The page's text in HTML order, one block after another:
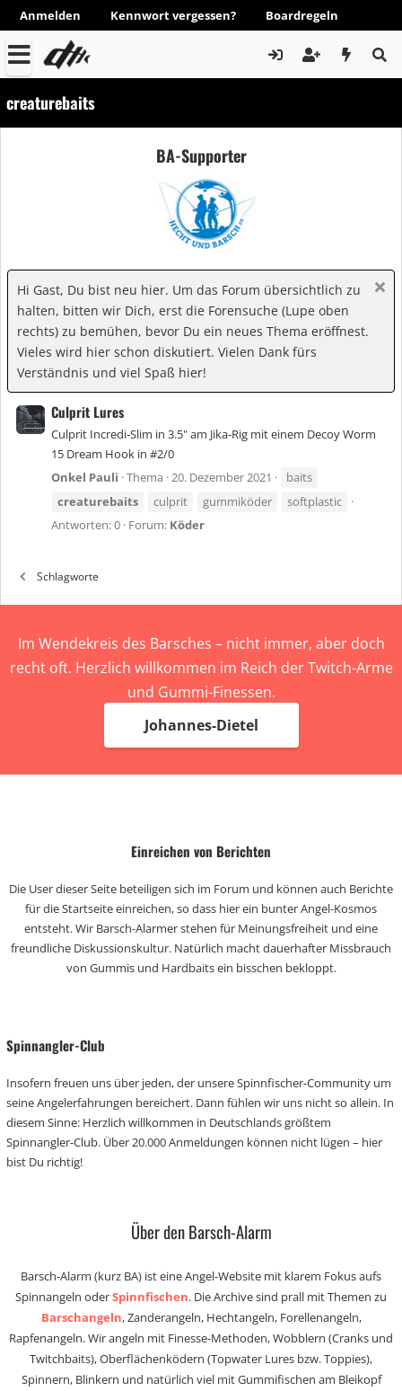
Anmelden Kennwort vergessen? Boardregeln
creaturebaits
BA-Supporter
Hi Gast, Du bist neu hier. Um das Forum übersichtlich zu
halten, bitten wir Dich, erst die Forensuche (Lupe oben
rechts) zu bemühen, bevor Du ein neues Thema eröffnest.
Vieles wird hier schon diskutiert. Vielen Dank fürs
Verständnis und viel Spaß hier!
Culprit Lures
Culprit Incredi-Slim in 3.5" am Jika-Rig mit einem Decoy Worm
15 Dream Hook in #2/0
Onkel Pauli Thema 20. Dezember 2021
baits
creaturebaits
culprit gummiköder
softplastic
Antworten: 0 Forum: Köder
Schlagworte
Im Wendekreis des Barsches – nicht immer, aber doch
recht oft. Herzlich willkommen im Reich der Twitch-Arme
und Gummi-Finessen.
Johannes-Dietel
Einreichen von Berichten
Die User dieser Seite beteiligen sich im Forum und können auch Berichte
für die Startseite einreichen, so dass hier ein bunter Angel-Kosmos
entsteht. Wir Barsch-Alarmer stehen für Meinungsfreiheit und eine
freundliche Diskussionskultur. Natürlich macht dauerhafter Missbrauch
von Gummis und Hardbaits ein bisschen bekloppt.
Spinnangler-Club
Insofern freuen uns über jeden, der unsere Spinnfischer-Community um
seine Angelerfahrungen bereichert. Dann fühlen wir uns nicht so allein. In
diesem Sinne: Herzlich willkommen in Deutschlands größtem
Spinnangler-Club. Über 20.000 Anmeldungen können nicht lügen – hier
bist Du richtig!
Über den Barsch-Alarm
Barsch-Alarm (kurz BA) ist eine Angel-Website mit klarem Fokus aufs
Spinnangeln oderSpinnfischen. Die Archive sind prall mit Themen zu
Barschangeln, Zanderangeln, Hechtangeln, Forellenangeln,
Rapfenangeln. Wir angeln mit Finesse-Methoden, Wobblern (Cranks und
Twitchbaits), Oberflächenködern (Topwater Lures bzw. Toppies),
Spinnern, Blinkern und natürlich viel mit Gummifischen am Bleikopf